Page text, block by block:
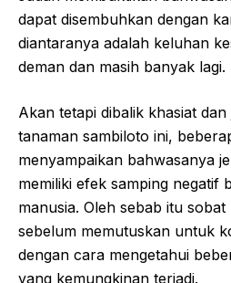
dapat disembuhkan dengan
diantaranya adalah keluhan
deman dan masih banyak lagi.
Akan tetapi dibalik khasiat
tanaman sambiloto ini,
menyampaikan bahwasanya
memiliki efek samping negatif
manusia. Oleh sebab itu
sebelum memutuskan untuk
dengan cara mengetahui
yang kemungkinan terjadi.